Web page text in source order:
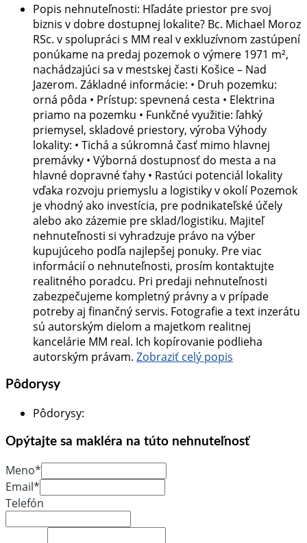
Popis nehnuteľnosti: Hľadáte priestor pre svoj
biznis v dobre dostupnej lokalite? Bc. Michael Moroz
RSc. v spolupráci s MM real v exkluzívnom zastúpení
ponúkame na predaj pozemok o výmere 1971 m²,
nachádzajúci sa v mestskej časti Košice – Nad
Jazerom. Základné informácie: • Druh pozemku:
orná pôda • Prístup: spevnená cesta • Elektrina
priamo na pozemku • Funkčné využitie: ľahký
priemysel, skladové priestory, výroba Výhody
lokality: • Tichá a súkromná časť mimo hlavnej
premávky • Výborná dostupnosť do mesta a na
hlavné dopravné ťahy • Rastúci potenciál lokality
vďaka rozvoju priemyslu a logistiky v okolí Pozemok
je vhodný ako investícia, pre podnikateľské účely
alebo ako zázemie pre sklad/logistiku. Majiteľ
nehnuteľnosti si vyhradzuje právo na výber
kupujúceho podľa najlepšej ponuky. Pre viac
informácií o nehnuteľnosti, prosím kontaktujte
realitného poradcu. Pri predaji nehnuteľnosti
zabezpečujeme kompletný právny a v prípade
potreby aj finančný servis. Fotografie a text inzerátu
sú autorským dielom a majetkom realitnej
kancelárie MM real. Ich kopírovanie podlieha
autorským právam. Zobraziť celý popis
Pôdorysy
Pôdorysy:
Opýtajte sa makléra na túto nehnuteľnosť
Meno*
Email*
Telefón